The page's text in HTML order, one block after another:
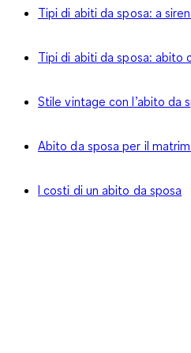
Tipi di abiti da sposa: a
Tipi di abiti da sposa: abito
Stile vintage con l’abito da
Abito da sposa per il
I costi di un abito da sposa